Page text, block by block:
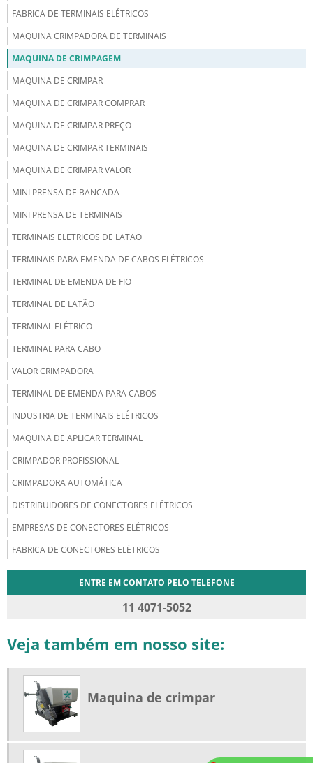
FABRICA DE TERMINAIS ELÉTRICOS
MAQUINA CRIMPADORA DE TERMINAIS
MAQUINA DE CRIMPAGEM
MAQUINA DE CRIMPAR
MAQUINA DE CRIMPAR COMPRAR
MAQUINA DE CRIMPAR PREÇO
MAQUINA DE CRIMPAR TERMINAIS
MAQUINA DE CRIMPAR VALOR
MINI PRENSA DE BANCADA
MINI PRENSA DE TERMINAIS
TERMINAIS ELETRICOS DE LATAO
TERMINAIS PARA EMENDA DE CABOS ELÉTRICOS
TERMINAL DE EMENDA DE FIO
TERMINAL DE LATÃO
TERMINAL ELÉTRICO
TERMINAL PARA CABO
VALOR CRIMPADORA
TERMINAL DE EMENDA PARA CABOS
INDUSTRIA DE TERMINAIS ELÉTRICOS
MAQUINA DE APLICAR TERMINAL
CRIMPADOR PROFISSIONAL
CRIMPADORA AUTOMÁTICA
DISTRIBUIDORES DE CONECTORES ELÉTRICOS
EMPRESAS DE CONECTORES ELÉTRICOS
FABRICA DE CONECTORES ELÉTRICOS
ENTRE EM CONTATO PELO TELEFONE
11 4071-5052
Veja também em nosso site:
Maquina de crimpar